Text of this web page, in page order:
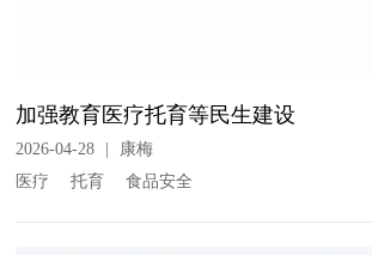
加强教育医疗托育等民生建设
2026-04-28
康梅
医疗
托育 食品安全